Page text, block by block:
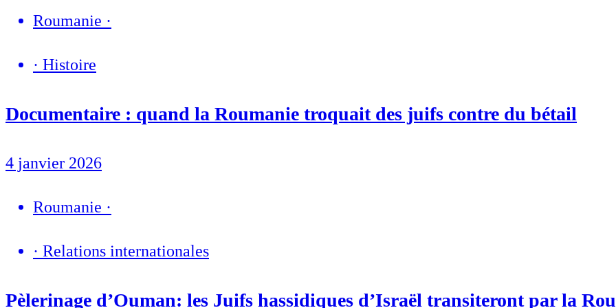
Roumanie ·
· Histoire
Documentaire : quand la Roumanie troquait des juifs contre du bétail
4 janvier 2026
Roumanie ·
· Relations internationales
Pèlerinage d’Ouman: les Juifs hassidiques d’Israël transiteront par la